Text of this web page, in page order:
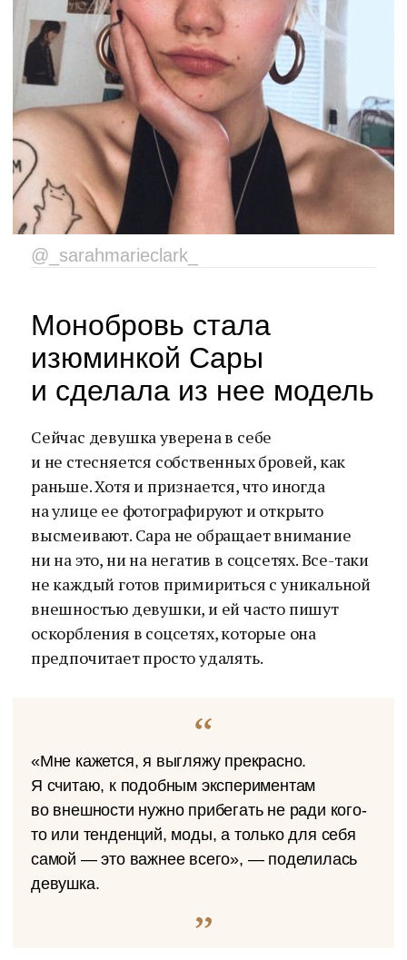
@_sarahmarieclark_
Монобровь стала
изюминкой Сары
и сделала из нее модель
Сейчас девушка уверена в себе
и не стесняется собственных бровей, как
раньше. Хотя и признается, что иногда
на улице ее фотографируют и открыто
высмеивают. Сара не обращает внимание
ни на это, ни на негатив в соцсетях. Все-таки
не каждый готов примириться с уникальной
внешностью девушки, и ей часто пишут
оскорбления в соцсетях, которые она
предпочитает просто удалять.
«Мне кажется, я выгляжу прекрасно.
Я считаю, к подобным экспериментам
во внешности нужно прибегать не ради кого-
то или тенденций, моды, а только для себя
самой — это важнее всего», — поделилась
девушка.